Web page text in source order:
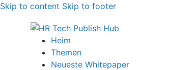
Skip to content Skip to footer
Heim
Themen
Neueste Whitepaper